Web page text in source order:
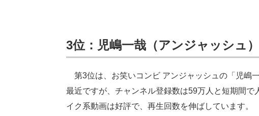
3位： 児嶋一哉（アンジャッシュ）
第3位は、お笑いコンビ アンジャッシュの「児嶋
最近ですが、チャンネル登録数は59万人と短期間
イク系動画は好評で、再生回数を伸ばしています。